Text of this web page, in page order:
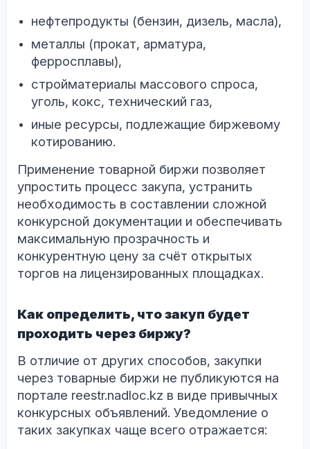
нефтепродукты (бензин, дизель, масла),
металлы (прокат, арматура,
ферросплавы),
стройматериалы массового спроса,
уголь, кокс, технический газ,
иные ресурсы, подлежащие биржевому
котированию.
Применение товарной биржи позволяет
упростить процесс закупа, устранить
необходимость в составлении сложной
конкурсной документации и обеспечивать
максимальную прозрачность и
конкурентную цену за счёт открытых
торгов на лицензированных площадках.
Как определить, что закуп будет
проходить через биржу?
В отличие от других способов, закупки
через товарные биржи не публикуются на
портале reestr.nadloc.kz в виде привычных
конкурсных объявлений. Уведомление о
таких закупках чаще всего отражается: